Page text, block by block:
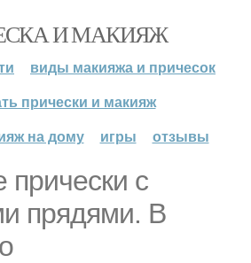
И МАКИЯЖ
виды макияжа и причесок
прически и макияж
на дому
игры отзывы
с
прядями. В